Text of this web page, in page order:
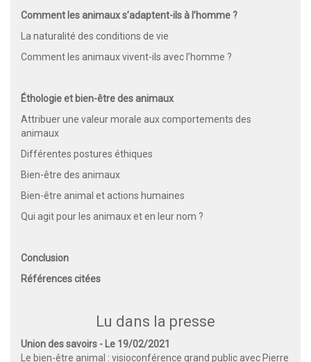
Comment les animaux s’adaptent-ils à l’homme ?
La naturalité des conditions de vie
Comment les animaux vivent-ils avec l’homme ?
Éthologie et bien-être des animaux
Attribuer une valeur morale aux comportements des
animaux
Différentes postures éthiques
Bien-être des animaux
Bien-être animal et actions humaines
Qui agit pour les animaux et en leur nom ?
Conclusion
Références citées
Lu dans la presse
Union des savoirs - Le 19/02/2021
Le bien-être animal : visioconférence grand public avec Pierre